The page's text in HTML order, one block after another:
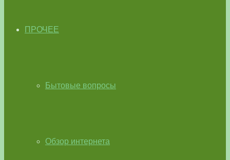
ПРОЧЕЕ
Бытовые вопросы
Обзор интернета